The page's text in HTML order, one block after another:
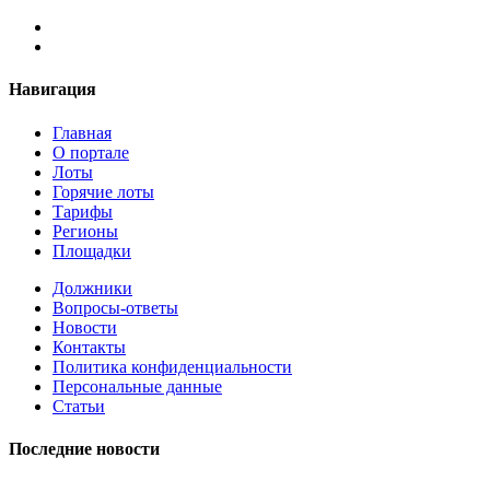
Навигация
Главная
О портале
Лоты
Горячие лоты
Тарифы
Регионы
Площадки
Должники
Вопросы-ответы
Новости
Контакты
Политика конфиденциальности
Персональные данные
Статьи
Последние новости